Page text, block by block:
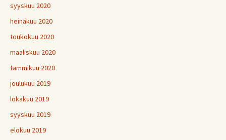
syyskuu 2020
heinäkuu 2020
toukokuu 2020
maaliskuu 2020
tammikuu 2020
joulukuu 2019
lokakuu 2019
syyskuu 2019
elokuu 2019